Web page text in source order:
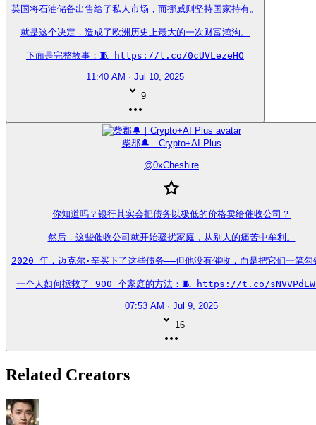
英国将石油储备出售给了私人市场，而挪威则坚持国家持有。
就是这个决定，造成了欧洲历史上最大的一次财富鸿沟。
下面是完整故事：🧵 https://t.co/0cUVLezeHO
11:40 AM · Jul 10, 2025
9
柴郡🔔｜Crypto+AI Plus
@0xCheshire
你知道吗？银行其实会把债务以极低的价格卖给催收公司？
然后，这些催收公司就开始骚扰家庭，从别人的痛苦中牟利。
2020 年，迈克尔·辛买下了这些债务——但他没有催收，而是把它们一笔勾
一个人如何拯救了 900 个家庭的方法：🧵 https://t.co/
07:53 AM · Jul 9, 2025
16
Related Creators